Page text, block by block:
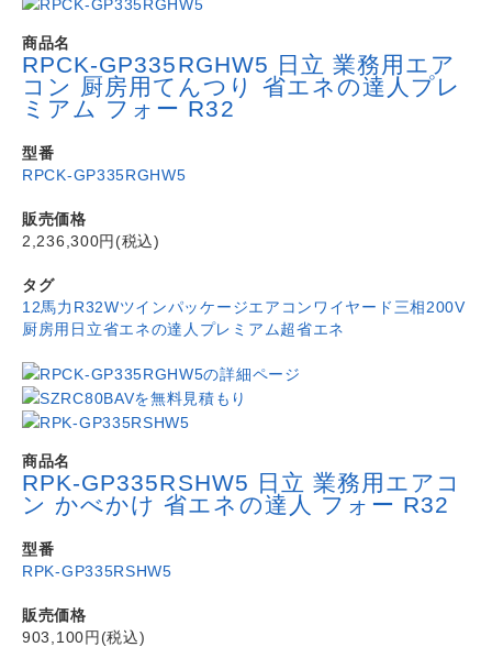
商品名
RPCK-GP335RGHW5 日立 業務用エア
コン 厨房用てんつり 省エネの達人プレ
ミアム フォー R32
型番
RPCK-GP335RGHW5
販売価格
2,236,300円(税込)
タグ
12馬力 R32Wツインパッケージエアコンワイヤード 三相200V
厨房用 日立省エネの達人プレミアム超省エネ
商品名
RPK-GP335RSHW5 日立 業務用エアコ
ン かべかけ 省エネの達人 フォー R32
型番
RPK-GP335RSHW5
販売価格
903,100円(税込)